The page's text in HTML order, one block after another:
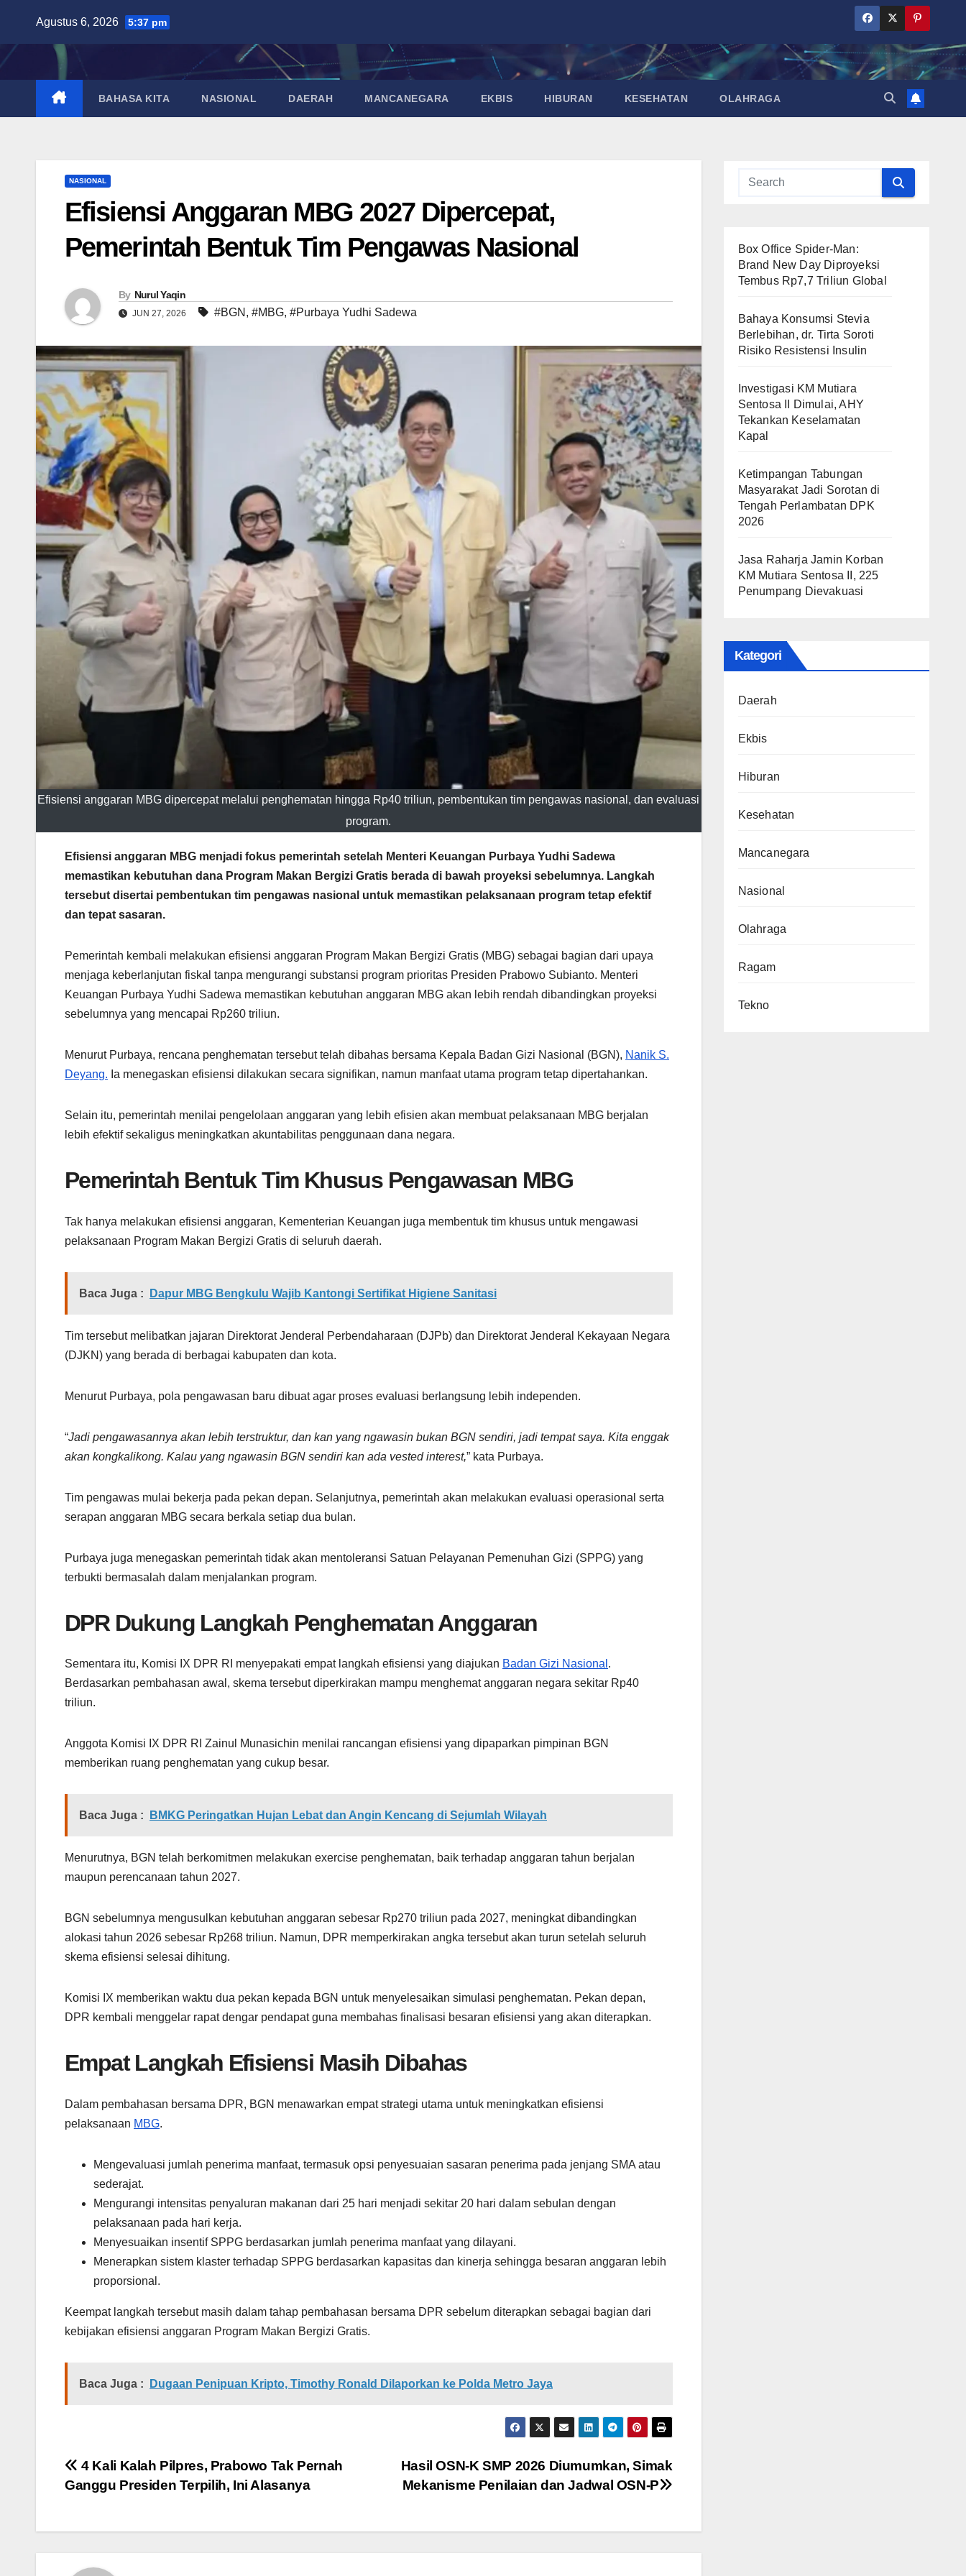
content
Agustus 6, 2026 5:37 pm
BAHASA KITA NASIONAL DAERAH MANCANEGARA EKBIS HIBURAN KESEHATAN OLAHRAGA
NASIONAL
Efisiensi Anggaran MBG 2027 Dipercepat,
Pemerintah Bentuk Tim Pengawas Nasional
By Nurul Yaqin
JUN 27, 2026 #BGN , #MBG, #Purbaya Yudhi Sadewa
Efisiensi anggaran MBG dipercepat melalui penghematan hingga Rp40 triliun, pembentukan tim pengawas nasional, dan evaluasi
program.
Efisiensi anggaran MBG menjadi fokus pemerintah setelah Menteri Keuangan Purbaya Yudhi Sadewa
memastikan kebutuhan dana Program Makan Bergizi Gratis berada di bawah proyeksi sebelumnya. Langkah
tersebut disertai pembentukan tim pengawas nasional untuk memastikan pelaksanaan program tetap efektif
dan tepat sasaran.
Pemerintah kembali melakukan efisiensi anggaran Program Makan Bergizi Gratis (MBG) sebagai bagian dari upaya
menjaga keberlanjutan fiskal tanpa mengurangi substansi program prioritas Presiden Prabowo Subianto. Menteri
Keuangan Purbaya Yudhi Sadewa memastikan kebutuhan anggaran MBG akan lebih rendah dibandingkan proyeksi
sebelumnya yang mencapai Rp260 triliun.
Menurut Purbaya, rencana penghematan tersebut telah dibahas bersama Kepala Badan Gizi Nasional (BGN), Nanik S.
Deyang. Ia menegaskan efisiensi dilakukan secara signifikan, namun manfaat utama program tetap dipertahankan.
Selain itu, pemerintah menilai pengelolaan anggaran yang lebih efisien akan membuat pelaksanaan MBG berjalan
lebih efektif sekaligus meningkatkan akuntabilitas penggunaan dana negara.
Pemerintah Bentuk Tim Khusus Pengawasan MBG
Tak hanya melakukan efisiensi anggaran, Kementerian Keuangan juga membentuk tim khusus untuk mengawasi
pelaksanaan Program Makan Bergizi Gratis di seluruh daerah.
Baca Juga : Dapur MBG Bengkulu Wajib Kantongi Sertifikat Higiene Sanitasi
Tim tersebut melibatkan jajaran Direktorat Jenderal Perbendaharaan (DJPb) dan Direktorat Jenderal Kekayaan Negara
(DJKN) yang berada di berbagai kabupaten dan kota.
Menurut Purbaya, pola pengawasan baru dibuat agar proses evaluasi berlangsung lebih independen.
“Jadi pengawasannya akan lebih terstruktur, dan kan yang ngawasin bukan BGN sendiri, jadi tempat saya. Kita enggak
akan kongkalikong. Kalau yang ngawasin BGN sendiri kan ada vested interest,” kata Purbaya.
Tim pengawas mulai bekerja pada pekan depan. Selanjutnya, pemerintah akan melakukan evaluasi operasional serta
serapan anggaran MBG secara berkala setiap dua bulan.
Purbaya juga menegaskan pemerintah tidak akan mentoleransi Satuan Pelayanan Pemenuhan Gizi (SPPG) yang
terbukti bermasalah dalam menjalankan program.
DPR Dukung Langkah Penghematan Anggaran
Sementara itu, Komisi IX DPR RI menyepakati empat langkah efisiensi yang diajukan Badan Gizi Nasional .
Berdasarkan pembahasan awal, skema tersebut diperkirakan mampu menghemat anggaran negara sekitar Rp40
triliun.
Anggota Komisi IX DPR RI Zainul Munasichin menilai rancangan efisiensi yang dipaparkan pimpinan BGN
memberikan ruang penghematan yang cukup besar.
Baca Juga : BMKG Peringatkan Hujan Lebat dan Angin Kencang di Sejumlah Wilayah
Menurutnya, BGN telah berkomitmen melakukan exercise penghematan, baik terhadap anggaran tahun berjalan
maupun perencanaan tahun 2027.
BGN sebelumnya mengusulkan kebutuhan anggaran sebesar Rp270 triliun pada 2027, meningkat dibandingkan
alokasi tahun 2026 sebesar Rp268 triliun. Namun, DPR memperkirakan angka tersebut akan turun setelah seluruh
skema efisiensi selesai dihitung.
Komisi IX memberikan waktu dua pekan kepada BGN untuk menyelesaikan simulasi penghematan. Pekan depan,
DPR kembali menggelar rapat dengar pendapat guna membahas finalisasi besaran efisiensi yang akan diterapkan.
Empat Langkah Efisiensi Masih Dibahas
Dalam pembahasan bersama DPR, BGN menawarkan empat strategi utama untuk meningkatkan efisiensi
pelaksanaan MBG.
Mengevaluasi jumlah penerima manfaat, termasuk opsi penyesuaian sasaran penerima pada jenjang SMA atau
sederajat.
Mengurangi intensitas penyaluran makanan dari 25 hari menjadi sekitar 20 hari dalam sebulan dengan
pelaksanaan pada hari kerja.
Menyesuaikan insentif SPPG berdasarkan jumlah penerima manfaat yang dilayani.
Menerapkan sistem klaster terhadap SPPG berdasarkan kapasitas dan kinerja sehingga besaran anggaran lebih
proporsional.
Keempat langkah tersebut masih dalam tahap pembahasan bersama DPR sebelum diterapkan sebagai bagian dari
kebijakan efisiensi anggaran Program Makan Bergizi Gratis.
Baca Juga : Dugaan Penipuan Kripto, Timothy Ronald Dilaporkan ke Polda Metro Jaya
Navigasi
pos
Hasil OSN-K SMP 2026 Diumumkan, Simak
Mekanisme Penilaian dan Jadwal OSN-P
4 Kali Kalah Pilpres, Prabowo Tak Pernah
Ganggu Presiden Terpilih, Ini Alasanya
Box Office Spider-Man:
Brand New Day Diproyeksi
Tembus Rp7,7 Triliun Global
Bahaya Konsumsi Stevia
Berlebihan, dr. Tirta Soroti
Risiko Resistensi Insulin
Investigasi KM Mutiara
Sentosa II Dimulai, AHY
Tekankan Keselamatan
Kapal
Ketimpangan Tabungan
Masyarakat Jadi Sorotan di
Tengah Perlambatan DPK
2026
Jasa Raharja Jamin Korban
KM Mutiara Sentosa II, 225
Penumpang Dievakuasi
Kategori
Daerah
Ekbis
Hiburan
Kesehatan
Mancanegara
Nasional
Olahraga
Ragam
Tekno